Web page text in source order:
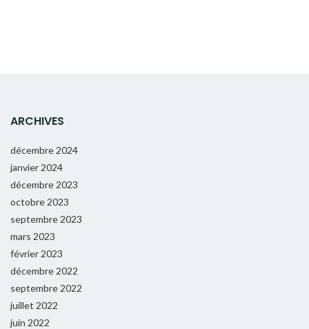
ARCHIVES
décembre 2024
janvier 2024
décembre 2023
octobre 2023
septembre 2023
mars 2023
février 2023
décembre 2022
septembre 2022
juillet 2022
juin 2022